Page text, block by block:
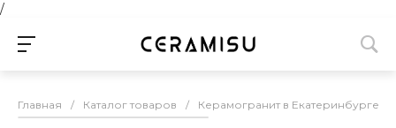
/
Главная / Каталог товаров / Керамогранит в Екатеринбурге